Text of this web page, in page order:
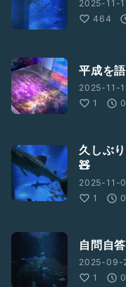
2025-11-
464
平成を
2025-11-
1
久しぶ
🧸
2025-11-
1
自問自
2025-09-
1